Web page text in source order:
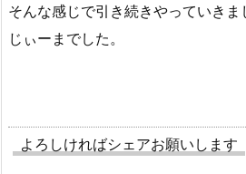
そんな感じで引き続きやっていきま
じぃーまでした。
よろしければシェアお願いします